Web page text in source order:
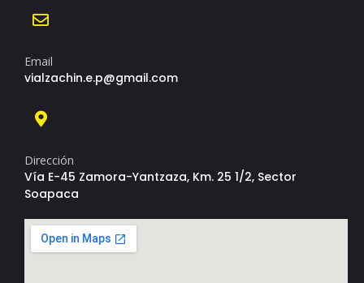
Email
vialzachin.e.p@gmail.com
Dirección
Vía E-45 Zamora-Yantzaza, Km. 25 1/2, Sector
Soapaca